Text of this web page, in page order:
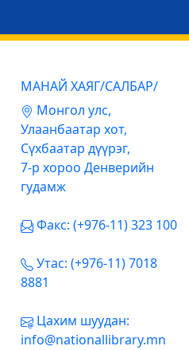
МАНАЙ ХАЯГ/САЛБАР/
Mонгол улс,
Улаанбаатар хот,
Сүхбаатар дүүрэг,
7-р хороо Денверийн
гудамж
Факс: (+976-11) 323 100
Утас: (+976-11) 7018
8881
Цахим шуудан:
info@nationallibrary.mn